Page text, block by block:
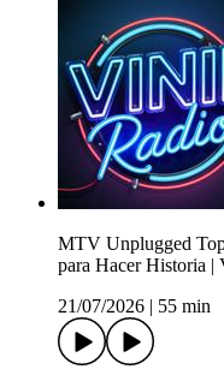
MTV Unplugged
para Hacer Historia |
21/07/2026
55 min